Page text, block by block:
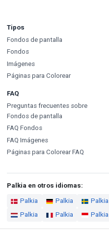
Tipos
Fondos de pantalla
Fondos
Imágenes
Páginas para Colorear
FAQ
Preguntas frecuentes sobre
Fondos de pantalla
FAQ Fondos
FAQ Imágenes
Páginas para Colorear FAQ
Palkia en otros idiomas:
Palkia Palkia Palkia
Palkia
Palkia Palkia